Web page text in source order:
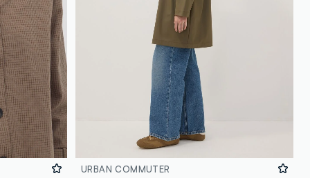
URBAN COMMUTER